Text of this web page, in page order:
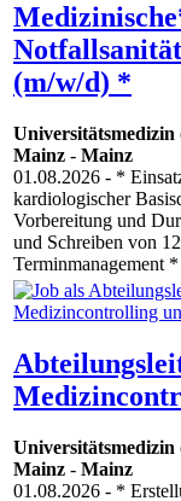
(m/w/d) *
Mainz - Mainz
01.08.2026 - *
kardiologischer
Vorbereitung und
und Schreiben von
Terminmanagement
Mainz - Mainz
01.08.2026 - *